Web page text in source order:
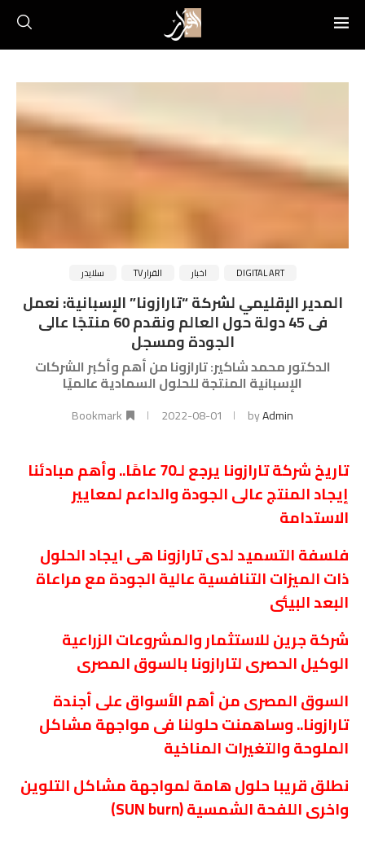
DIGITAL ART اخبار القرار TV سلايدر
المدير الإقليمي لشركة “تارازونا” الإسبانية: نعمل
فى 45 دولة حول العالم ونقدم 60 منتجًا عالى
الجودة ومسجل
الدكتور محمد شاكير: تارازونا من أهم وأكبر الشركات
الإسبانية المنتجة للحلول السمادية عالميًا
byAdmin
2022-08-01
Bookmark
تاريخ شركة تارازونا يرجع لـ70 عامًا.. وأهم مبادئنا
إيجاد المنتج عالى الجودة والداعم لمعايير
الاستدامة
فلسفة التسميد لدى تارازونا هى ايجاد الحلول
ذات الميزات التنافسية عالية الجودة مع مراعاة
البعد البيئى
شركة جرين للاستثمار والمشروعات الزراعية
الوكيل الحصرى لتارازونا بالسوق المصرى
السوق المصرى من أهم الأسواق على أجندة
تارازونا.. وساهمنت حلولنا فى مواجهة مشاكل
الملوحة والتغيرات المناخية
نطلق قريبا حلول هامة لمواجهة مشاكل التلوين
واخرى اللفحة الشمسية (SUN burn
)